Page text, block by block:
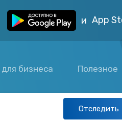
и App
бизнеса Полезное
Отследить